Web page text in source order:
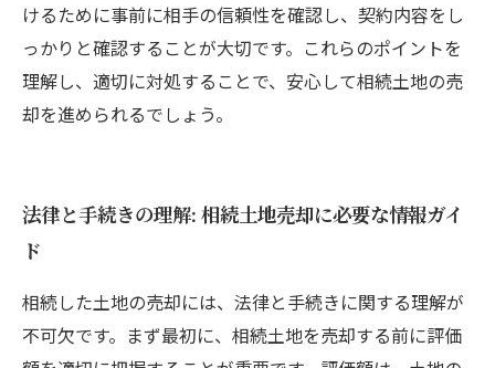
けるために事前に相手の信頼性を確認し、契約内容をし
っかりと確認することが大切です。これらのポイントを
理解し、適切に対処することで、安心して相続土地の売
却を進められるでしょう。
法律と手続きの理解: 相続土地売却に必要な情報ガイ
ド
相続した土地の売却には、法律と手続きに関する理解が
不可欠です。まず最初に、相続土地を売却する前に評価